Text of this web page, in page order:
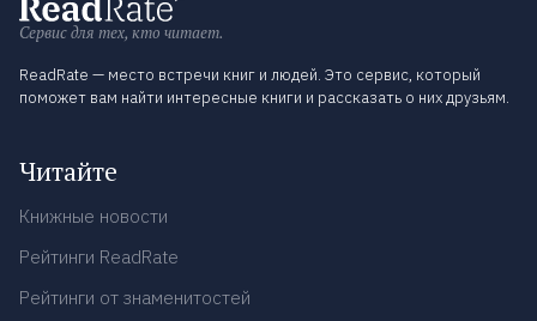
Сервис для тех, кто читает.
ReadRate — место встречи книг и людей. Это сервис, который
поможет вам найти интересные книги и рассказать о них друзьям.
Читайте
Книжные новости
Рейтинги ReadRate
Рейтинги от знаменитостей